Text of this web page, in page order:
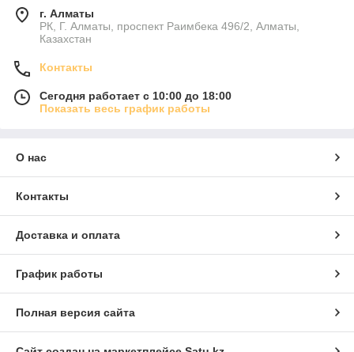
г. Алматы
РК, Г. Алматы, проспект Раимбека 496/2, Алматы,
Казахстан
Контакты
Сегодня работает с 10:00 до 18:00
Показать весь график работы
О нас
Контакты
Доставка и оплата
График работы
Полная версия сайта